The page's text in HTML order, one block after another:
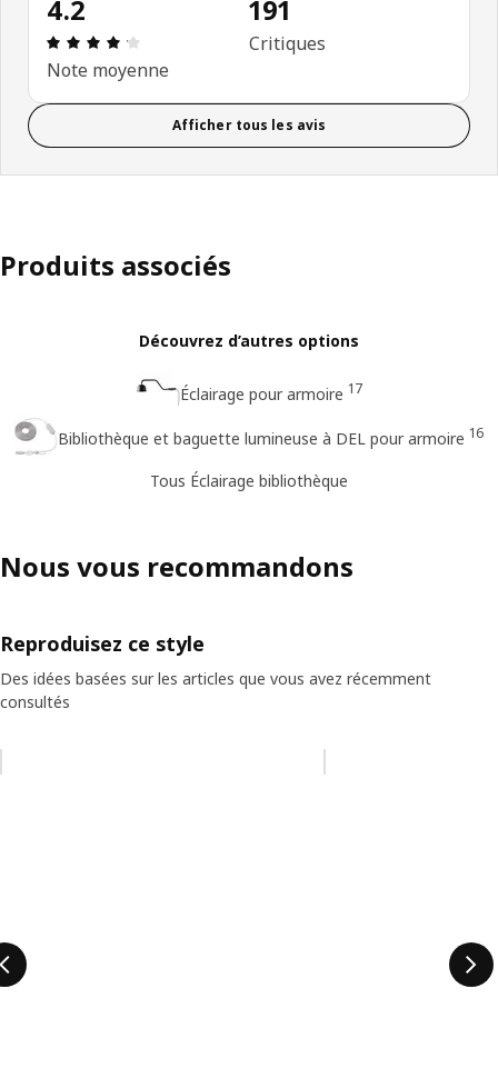
4.2
Avis: 4.2 sur 5 étoiles. Nombre total d'avis: 191
Note moyenne
191
Critiques
Afficher tous les avis
Produits associés
Découvrez d’autres options
Éclairage pour armoire 17
Bibliothèque et baguette lumineuse à DEL pour armoire 16
Tous Éclairage bibliothèque
Nous vous recommandons
Reproduisez ce style
Des idées basées sur les articles que vous avez récemment
consultés